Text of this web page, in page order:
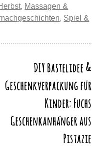
y
d
o
n
A
p
p
m
, Massagen &
, Spiel &
DIY Bastelidee &
Geschenkverpackung für
Kinder: Fuchs
Geschenkanhänger aus
Pistazie